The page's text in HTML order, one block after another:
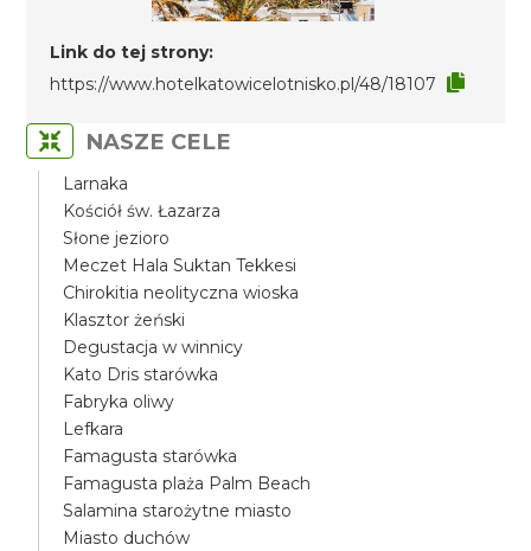
Link do tej strony:
https://www.hotelkatowicelotnisko.pl/48/18107
NASZE CELE
Larnaka
Kościół św. Łazarza
Słone jezioro
Meczet Hala Suktan Tekkesi
Chirokitia neolityczna wioska
Klasztor żeński
Degustacja w winnicy
Kato Dris starówka
Fabryka oliwy
Lefkara
Famagusta starówka
Famagusta plaża Palm Beach
Salamina starożytne miasto
Miasto duchów